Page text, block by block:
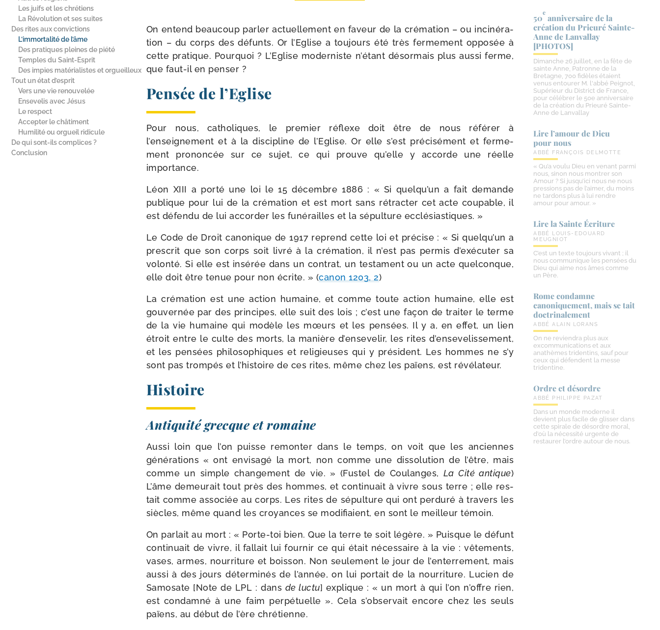
Les juifs et les chrétiens
La Révolution et ses suites
Des rites aux convictions
L’immortalité de l’âme
Des pratiques pleines de piété
Temples du Saint-Esprit
Des impies matérialistes et orgueilleux
Tout un état d’esprit
Vers une vie renouvelée
Ensevelis avec Jésus
Le respect
Accepter le châtiment
Humilité ou orgueil ridicule
De qui sont-​ils complices ?
Conclusion
On entend beau­coup par­ler actuel­le­ment en faveur de la cré­ma­tion – ou inci­né­ra­
tion – du corps des défunts. Or l’Eglise a tou­jours été très fer­me­ment oppo­sée à
cette pra­tique. Pourquoi ? L’Eglise moder­niste n’étant désor­mais plus aus­si ferme,
que faut-​il en penser ?
Pensée de l’Eglise
Pour nous, catho­liques, le pre­mier réflexe doit être de nous réfé­rer à
l’enseignement et à la dis­ci­pline de l’Eglise. Or elle s’est pré­ci­sé­ment et fer­me­
ment pro­non­cée sur ce sujet, ce qui prouve qu’elle y accorde une réelle
importance.
Léon XIII a por­té une loi le 15 décembre 1886 : « Si quelqu’un a fait demande
publique pour lui de la cré­ma­tion et est mort sans rétrac­ter cet acte cou­pable, il
est défen­du de lui accor­der les funé­railles et la sépul­ture ecclésiastiques. »
Le Code de Droit cano­nique de 1917 reprend cette loi et pré­cise : « Si quelqu’un a
pres­crit que son corps soit livré à la cré­ma­tion, il n’est pas per­mis d’exécuter sa
volon­té. Si elle est insé­rée dans un contrat, un tes­ta­ment ou un acte quel­conque,
elle doit être tenue pour non écrite. » (canon 1203, 2)
La cré­ma­tion est une action humaine, et comme toute action humaine, elle est
gou­ver­née par des prin­cipes, elle suit des lois ; c’est une façon de trai­ter le terme
de la vie humaine qui modèle les mœurs et les pen­sées. Il y a, en effet, un lien
étroit entre le culte des morts, la manière d’ensevelir, les rites d’ensevelissement,
et les pen­sées phi­lo­so­phiques et reli­gieuses qui y pré­sident. Les hommes ne s’y
sont pas trom­pés et l’histoire de ces rites, même chez les païens, est révélateur.
Histoire
Antiquité grecque et romaine
Aussi loin que l’on puisse remon­ter dans le temps, on voit que les anciennes
géné­ra­tions « ont envi­sa­gé la mort, non comme une dis­so­lu­tion de l’être, mais
comme un simple chan­ge­ment de vie. » (Fustel de Coulanges, La Cité antique)
L’âme demeu­rait tout près des hommes, et conti­nuait à vivre sous terre ; elle res­
tait comme asso­ciée au corps. Les rites de sépul­ture qui ont per­du­ré à tra­vers les
siècles, même quand les croyances se modi­fiaient, en sont le meilleur témoin.
On par­lait au mort : « Porte-​toi bien. Que la terre te soit légère. » Puisque le défunt
conti­nuait de vivre, il fal­lait lui four­nir ce qui était néces­saire à la vie : vête­ments,
vases, armes, nour­ri­ture et bois­son. Non seule­ment le jour de l’enterrement, mais
aus­si à des jours déter­mi­nés de l’année, on lui por­tait de la nour­ri­ture. Lucien de
Samosate [Note de LPL : dans de luc­tu] explique : « un mort à qui l’on n’offre rien,
est condam­né à une faim per­pé­tuelle ». Cela s’observait encore chez les seuls
païens, au début de l’ère chrétienne.
50
e
anniversaire de la
création du Prieuré Sainte-​
Anne de Lanvallay
[PHOTOS]
Dimanche 26 juillet, en la fête de
sainte Anne, Patronne de la
Bretagne, 700 fidèles étaient
venus entourer M. l'abbé Peignot,
Supérieur du District de France,
pour célébrer le 50e anniversaire
de la création du Prieuré Sainte-
Anne de Lanvallay
Lire l’amour de Dieu
pour nous
ABBÉ FRANÇOIS DELMOTTE
« Qu’a voulu Dieu en venant parmi
nous, sinon nous montrer son
Amour ? Si jusqu’ici nous ne nous
pressions pas de l’aimer, du moins
ne tardons plus à lui rendre
amour pour amour. »
Lire la Sainte Écriture
ABBÉ LOUIS-EDOUARD
MEUGNIOT
C’est un texte toujours vivant ; il
nous communique les pensées du
Dieu qui aime nos âmes comme
un Père.
Rome condamne
canoniquement, mais se tait
doctrinalement
ABBÉ ALAIN LORANS
On ne reviendra plus aux
excommunications et aux
anathèmes tridentins, sauf pour
ceux qui défendent la messe
tridentine.
Ordre et désordre
ABBÉ PHILIPPE PAZAT
Dans un monde moderne il
devient plus facile de glisser dans
cette spirale de désordre moral,
d’où la nécessité urgente de
restaurer l’ordre autour de nous.